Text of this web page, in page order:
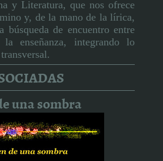
y Literatura, que nos ofrece
y, de la mano de la lírica,
búsqueda de encuentro entre
enseñanza, integrando lo
una sombra